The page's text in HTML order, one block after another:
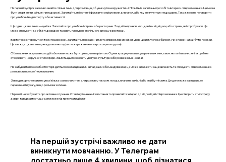
На першій зустрічі важливо знайти спільні теми для розмови, щоб уникнути незручної тиші. Почніть із запитань про хобі та інтереси співрозмовника. Це може
бути спорт, книги, фільми чи подорожі. Запитайте, які останні фільми чи серіали вони дивилися, або яку книгу читали нещодавно. Також можна поговорити
про улюблені види спорту або активності.
Ще одна цікава тема — це їжа. Запитайте про улюблені страви або ресторани. Згадайте про нові місця, які ви відвідали, або страви, які спробували. Це
може спонукати до обміну досвідом та навіть планування спільного виходу в ресторан.
Варто також торкнутися теми подорожей. Запитайте, які країни чи міста співрозмовник відвідував, що йому сподобалося, і чи є плани на майбутні поїздки.
Це завжди цікава тема, яка дозволяє поділитися враженнями та розширити кругозір.
Обговорення актуальних подій або новин може бути ще одним варіантом. Однак краще уникати суперечливих тем, таких як політика чи релігія, щоб не
створювати незручної атмосфери. Замість цього зверніть увагу на культурні або розважальні новини.
Не забувайте про особисті історії. Діліться своїми цікавими випадками або мандрівками, це може викликати зацікавленість та спонукати співрозмовника
розповісти про свої переживання.
Завжди корисно мати на увазі кілька «запасних» тем для розмови, таких як погода, плани на вихідні або майбутні свята. Це допоможе вам швидко
переключити увагу, якщо розмова затихне.
Нарешті, не забувайте про активне слухання. Ставте уточнюючі запитання та проявляйте інтерес до відповідей співрозмовника. Це створить атмосферу
довіри та відкритості, що допоможе підтримувати діалог.
На першій зустрічі важливо не дати
виникнути мовчанню. У Телеграм